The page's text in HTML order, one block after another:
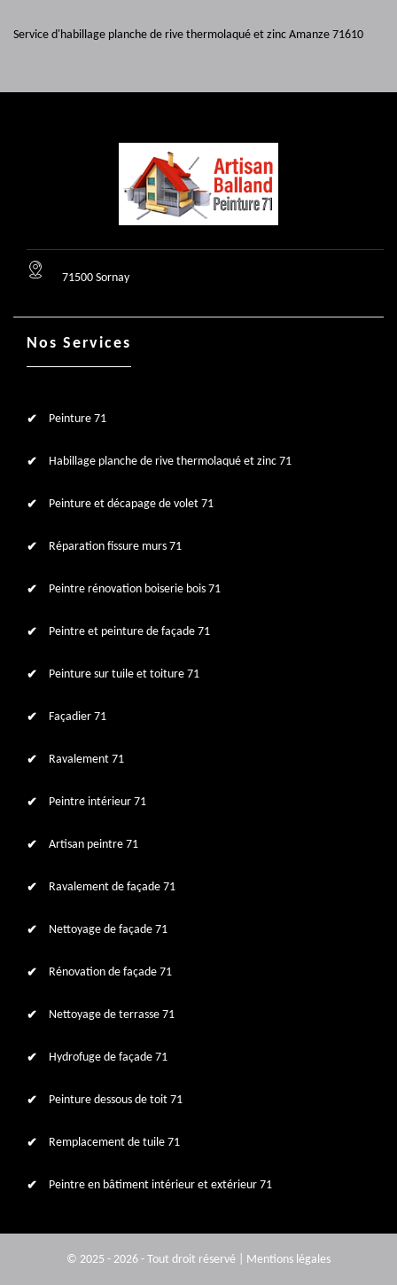
Service d'habillage planche de rive thermolaqué et zinc Amanze 71610
71500 Sornay
Nos Services
Peinture 71
Habillage planche de rive thermolaqué et zinc 71
Peinture et décapage de volet 71
Réparation fissure murs 71
Peintre rénovation boiserie bois 71
Peintre et peinture de façade 71
Peinture sur tuile et toiture 71
Façadier 71
Ravalement 71
Peintre intérieur 71
Artisan peintre 71
Ravalement de façade 71
Nettoyage de façade 71
Rénovation de façade 71
Nettoyage de terrasse 71
Hydrofuge de façade 71
Peinture dessous de toit 71
Remplacement de tuile 71
Peintre en bâtiment intérieur et extérieur 71
© 2025 - 2026 - Tout droit réservé | Mentions légales